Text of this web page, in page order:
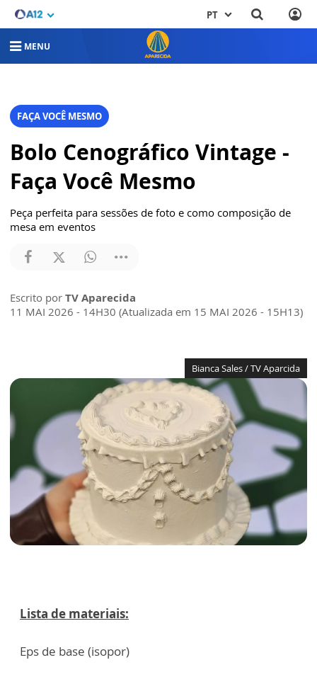
PT
MENU
FAÇA VOCÊ MESMO
Bolo Cenográfico Vintage -
Faça Você Mesmo
Peça perfeita para sessões de foto e como composição de
mesa em eventos
Escrito por TV Aparecida
11 MAI 2026 - 14H30 (Atualizada em 15 MAI 2026 - 15H13)
Bianca Sales / TV Aparcida
Lista de materiais:
Eps de base (isopor)